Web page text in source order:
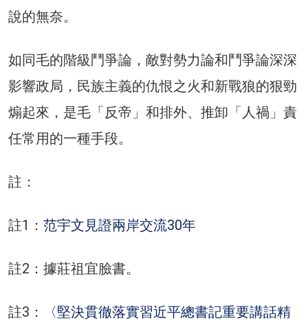
說的無奈。
如同毛的階級鬥爭論，敵對勢力論和鬥爭論深深
影響政局，民族主義的仇恨之火和新戰狼的狠勁
煽起來，是毛「反帝」和排外、推卸「人禍」責
任常用的一種手段。
註：
註1： 范宇文見證兩岸交流30年
註2：據莊祖宜臉書。
註3：
〈堅決貫徹落實習近平總書記重要講話精